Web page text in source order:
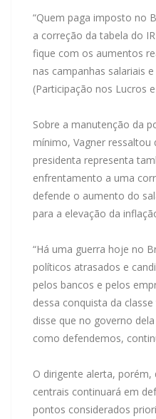
“Quem paga imposto no
a correção da tabela do
fique com os aumentos
nas campanhas salariais
(Participação nos Lucros
Sobre a manutenção da
mínimo, Vagner ressaltou
presidenta representa
enfrentamento a uma
defende o aumento do
para a elevação da
“Há uma guerra hoje no
políticos atrasados e
pelos bancos e pelos
dessa conquista da
disse que no governo
como defendemos,
O dirigente alerta, porém,
centrais continuará em
pontos considerados